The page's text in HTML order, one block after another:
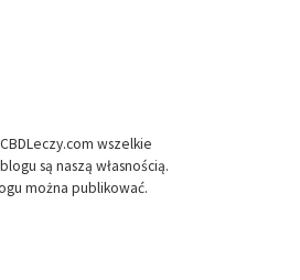
wszelkie
są naszą własnością.
można publikować.